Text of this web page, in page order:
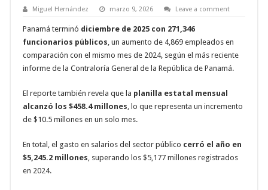
Miguel Hernández marzo 9, 2026 Leave a comment
Panamá terminó diciembre de 2025 con 271,346
funcionarios públicos , un aumento de 4,869 empleados en
comparación con el mismo mes de 2024, según el más reciente
informe de la Contraloría General de la República de Panamá.
El reporte también revela que la planilla estatal mensual
alcanzó los $458.4 millones , lo que representa un incremento
de $10.5 millones en un solo mes.
En total, el gasto en salarios del sector público cerró el año en
$5,245.2 millones , superando los $5,177 millones registrados
en 2024.